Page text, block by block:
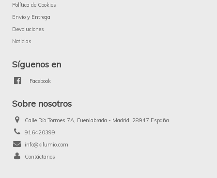
Política de Cookies
Envío y Entrega
Devoluciones
Noticias
Síguenos en
Facebook
Sobre nosotros
Calle Río Tormes 7A, Fuenlabrada - Madrid, 28947 España
916420399
info@kilumio.com
Contáctanos